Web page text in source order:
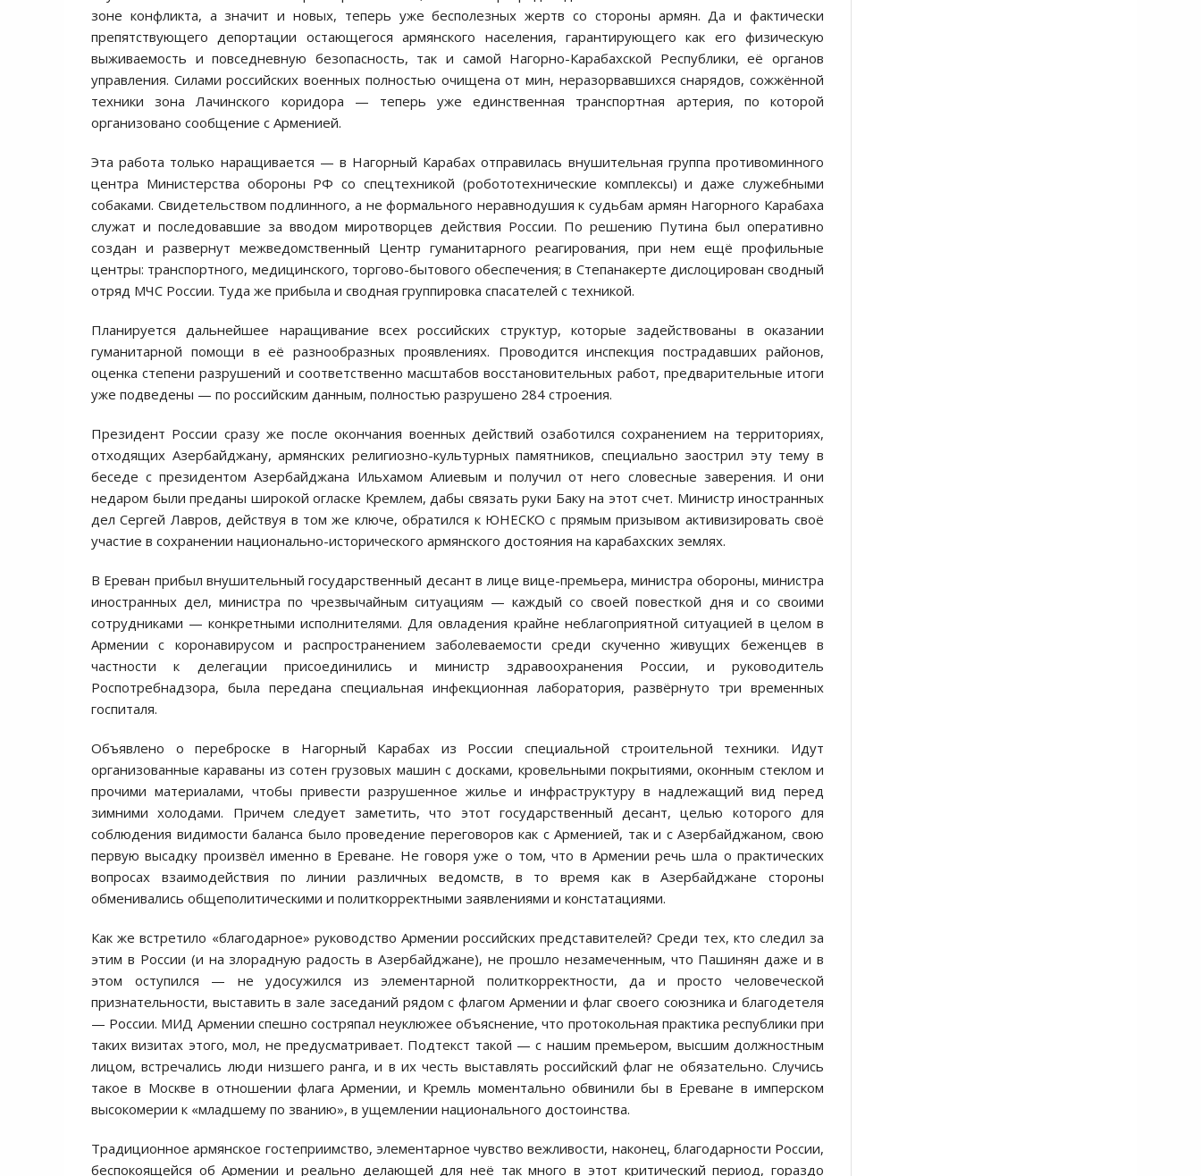
зоне конфликта, а значит и новых, теперь уже бесполезных жертв со стороны армян. Да и фактически
препятствующего депортации остающегося армянского населения, гарантирующего как его физическую
выживаемость и повседневную безопасность, так и самой Нагорно-Карабахской Республики, её органов
управления. Силами российских военных полностью очищена от мин, неразорвавшихся снарядов, сожжённой
техники зона Лачинского коридора — теперь уже единственная транспортная артерия, по которой
организовано сообщение с Арменией.
Эта работа только наращивается — в Нагорный Карабах отправилась внушительная группа противоминного
центра Министерства обороны РФ со спецтехникой (робототехнические комплексы) и даже служебными
собаками. Свидетельством подлинного, а не формального неравнодушия к судьбам армян Нагорного Карабаха
служат и последовавшие за вводом миротворцев действия России. По решению Путина был оперативно
создан и развернут межведомственный Центр гуманитарного реагирования, при нем ещё профильные
центры: транспортного, медицинского, торгово-бытового обеспечения; в Степанакерте дислоцирован сводный
отряд МЧС России. Туда же прибыла и сводная группировка спасателей с техникой.
Планируется дальнейшее наращивание всех российских структур, которые задействованы в оказании
гуманитарной помощи в её разнообразных проявлениях. Проводится инспекция пострадавших районов,
оценка степени разрушений и соответственно масштабов восстановительных работ, предварительные итоги
уже подведены — по российским данным, полностью разрушено 284 строения.
Президент России сразу же после окончания военных действий озаботился сохранением на территориях,
отходящих Азербайджану, армянских религиозно-культурных памятников, специально заострил эту тему в
беседе с президентом Азербайджана Ильхамом Алиевым и получил от него словесные заверения. И они
недаром были преданы широкой огласке Кремлем, дабы связать руки Баку на этот счет. Министр иностранных
дел Сергей Лавров, действуя в том же ключе, обратился к ЮНЕСКО с прямым призывом активизировать своё
участие в сохранении национально-исторического армянского достояния на карабахских землях.
В Ереван прибыл внушительный государственный десант в лице вице-премьера, министра обороны, министра
иностранных дел, министра по чрезвычайным ситуациям — каждый со своей повесткой дня и со своими
сотрудниками — конкретными исполнителями. Для овладения крайне неблагоприятной ситуацией в целом в
Армении с коронавирусом и распространением заболеваемости среди скученно живущих беженцев в
частности к делегации присоединились и министр здравоохранения России, и руководитель
Роспотребнадзора, была передана специальная инфекционная лаборатория, развёрнуто три временных
госпиталя.
Объявлено о переброске в Нагорный Карабах из России специальной строительной техники. Идут
организованные караваны из сотен грузовых машин с досками, кровельными покрытиями, оконным стеклом и
прочими материалами, чтобы привести разрушенное жилье и инфраструктуру в надлежащий вид перед
зимними холодами. Причем следует заметить, что этот государственный десант, целью которого для
соблюдения видимости баланса было проведение переговоров как с Арменией, так и с Азербайджаном, свою
первую высадку произвёл именно в Ереване. Не говоря уже о том, что в Армении речь шла о практических
вопросах взаимодействия по линии различных ведомств, в то время как в Азербайджане стороны
обменивались общеполитическими и политкорректными заявлениями и констатациями.
Как же встретило «благодарное» руководство Армении российских представителей? Среди тех, кто следил за
этим в России (и на злорадную радость в Азербайджане), не прошло незамеченным, что Пашинян даже и в
этом оступился — не удосужился из элементарной политкорректности, да и просто человеческой
признательности, выставить в зале заседаний рядом с флагом Армении и флаг своего союзника и благодетеля
— России. МИД Армении спешно состряпал неуклюжее объяснение, что протокольная практика республики при
таких визитах этого, мол, не предусматривает. Подтекст такой — с нашим премьером, высшим должностным
лицом, встречались люди низшего ранга, и в их честь выставлять российский флаг не обязательно. Случись
такое в Москве в отношении флага Армении, и Кремль моментально обвинили бы в Ереване в имперском
высокомерии к «младшему по званию», в ущемлении национального достоинства.
Традиционное армянское гостеприимство, элементарное чувство вежливости, наконец, благодарности России,
беспокоящейся об Армении и реально делающей для неё так много в этот критический период, гораздо